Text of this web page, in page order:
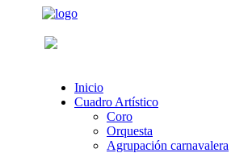
Inicio
Cuadro Artístico
Coro
Orquesta
Agrupación carnavalera